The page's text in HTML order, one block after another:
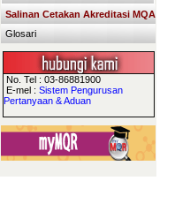
Salinan Cetakan Akreditasi MQA
Glosari
No. Tel : 03-86881900
E-mel : Sistem Pengurusan
Pertanyaan & Aduan